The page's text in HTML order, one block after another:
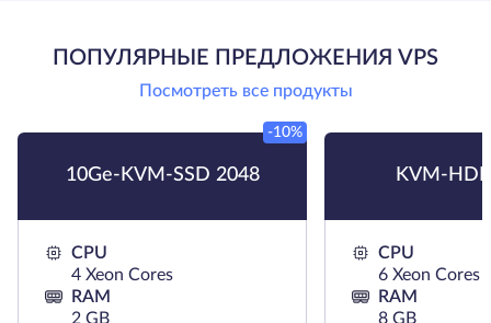
ПОПУЛЯРНЫЕ ПРЕДЛОЖЕНИЯ VPS
Посмотреть все продукты
10Ge-KVM-SSD 2048
-10%
CPU
4 Xeon Cores
RAM
2 GB
KVM-
CPU
6 Xeon Cores
RAM
8 GB